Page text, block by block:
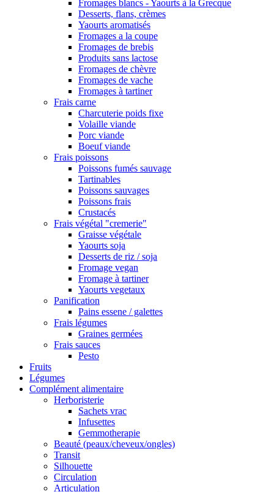
Fromages blancs - Yaourts à la Grecque
Desserts, flans, crèmes
Yaourts aromatisés
Fromages a la coupe
Fromages de brebis
Produits sans lactose
Fromages de chèvre
Fromages de vache
Fromages à tartiner
Frais carne
Charcuterie poids fixe
Volaille viande
Porc viande
Boeuf viande
Frais poissons
Poissons fumés sauvage
Tartinables
Poissons sauvages
Poissons frais
Crustacés
Frais végétal "cremerie"
Graisse végétale
Yaourts soja
Desserts de riz / soja
Fromage vegan
Fromage à tartiner
Yaourts vegetaux
Panification
Pains essene / galettes
Frais légumes
Graines germées
Frais sauces
Pesto
Fruits
Légumes
Complément alimentaire
Herboristerie
Sachets vrac
Infusettes
Gemmotherapie
Beauté (peaux/cheveux/ongles)
Transit
Silhouette
Circulation
Articulation